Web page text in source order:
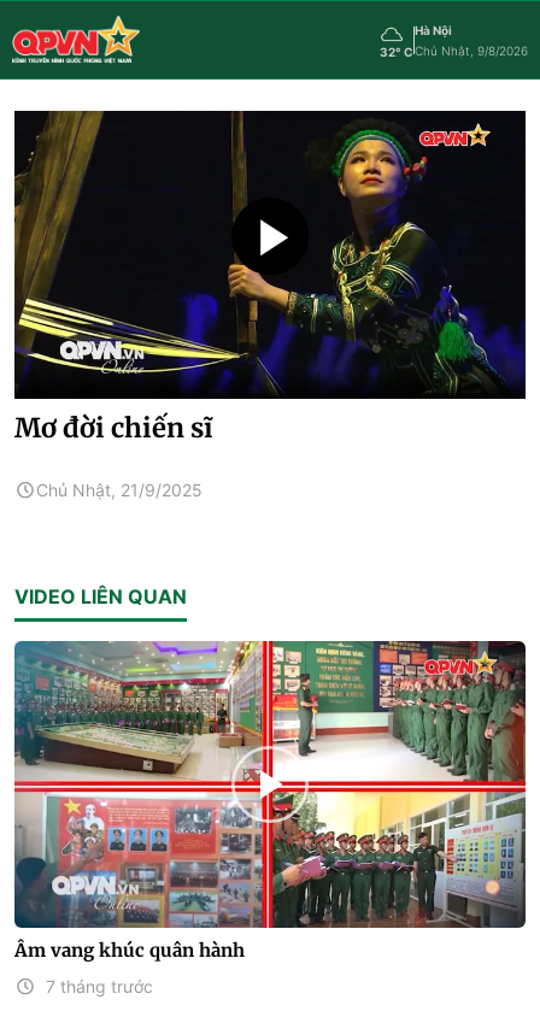
32° C
Hà Nội
Chủ Nhật, 9/8/2026
Mơ đời chiến sĩ
Chủ Nhật, 21/9/2025
VIDEO LIÊN QUAN
Âm vang khúc quân hành
7 tháng trước